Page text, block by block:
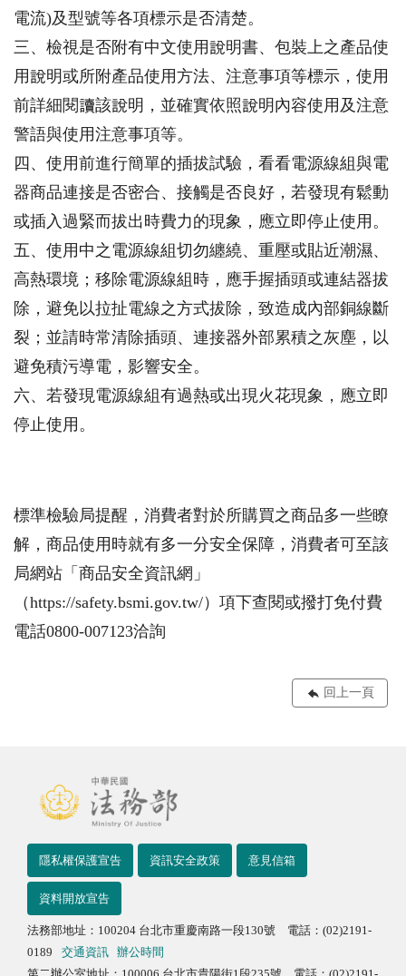
電流)及型號等各項標示是否清楚。
三、檢視是否附有中文使用說明書、包裝上之產品使
用說明或所附產品使用方法、注意事項等標示，使用
前詳細閱讀該說明，並確實依照說明內容使用及注意
警語與使用注意事項等。
四、使用前進行簡單的插拔試驗，看看電源線組與電
器商品連接是否密合、接觸是否良好，若發現有鬆動
或插入過緊而拔出時費力的現象，應立即停止使用。
五、使用中之電源線組切勿纏繞、重壓或貼近潮濕、
高熱環境；移除電源線組時，應手握插頭或連結器拔
除，避免以拉扯電線之方式拔除，致造成內部銅線斷
裂；並請時常清除插頭、連接器外部累積之灰塵，以
避免積污導電，影響安全。
六、若發現電源線組有過熱或出現火花現象，應立即
停止使用。
標準檢驗局提醒，消費者對於所購買之商品多一些瞭
解，商品使用時就有多一分安全保障，消費者可至該
局網站「商品安全資訊網」
（https://safety.bsmi.gov.tw/）項下查閱或撥打免付費
電話0800-007123洽詢
回上一頁
隱私權保護宣告 資訊安全政策 意見信箱
資料開放宣告
法務部地址：100204 台北市重慶南路一段130號 電話：(02)2191-
0189
交通資訊
辦公時間